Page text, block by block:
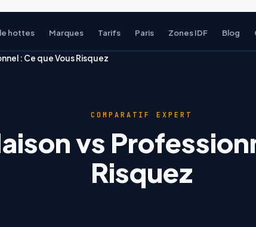
hottes Marques Tarifs Paris Zones IDF Blog
: Ce que Vous Risquez
COMPARATIF EXPERT
vs
Risquez